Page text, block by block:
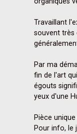
Travaillant
souvent très
Par ma
fin de l'art
égouts
yeux d'une
Pièce
Pour info, le